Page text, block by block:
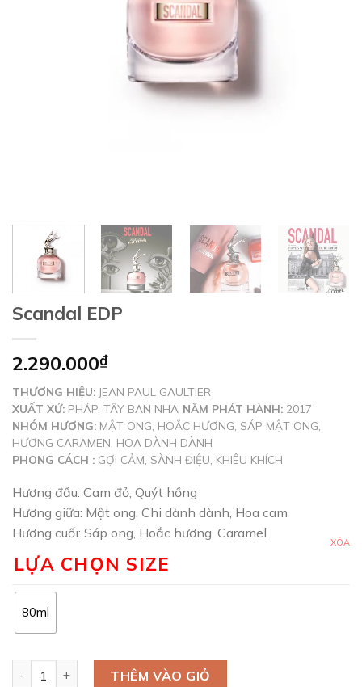
Scandal EDP
2.290.000₫
THƯƠNG HIỆU: JEAN PAUL GAULTIER
XUẤT XỨ: PHÁP, TÂY BAN NHA NĂM PHÁT HÀNH: 2017
NHÓM HƯƠNG: MẬT ONG, HOẮC HƯƠNG, SÁP MẬT ONG,
HƯƠNG CARAMEN, HOA DÀNH DÀNH
PHONG CÁCH : GỢI CẢM, SÀNH ĐIỆU, KHIÊU KHÍCH
Hương đầu: Cam đỏ, Quýt hồng
Hương giữa: Mật ong, Chi dành dành, Hoa cam
Hương cuối: Sáp ong, Hoắc hương, Caramel
LỰA CHỌN SIZE
80ml
XÓA
Scandal EDP số lượngTHÊM VÀO GIỎ